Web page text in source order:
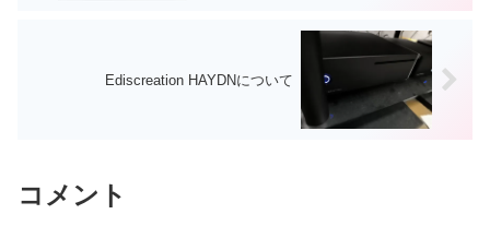
Ediscreation HAYDNについて
コメント